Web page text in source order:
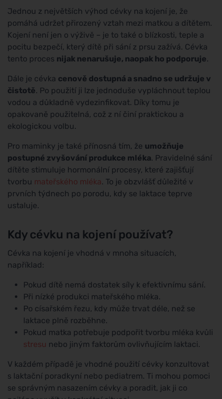
Jednou z největších výhod cévky na kojení je, že
pomáhá udržet přirozený vztah mezi matkou a dítětem.
Kojení není jen o výživě – je to také o blízkosti, teple a
pocitu bezpečí, který dítě při sání z prsu zažívá. Cévka
tento proces nijak nenarušuje, naopak ho podporuje.
Dále je cévka cenově dostupná a snadno se udržuje v
čistotě. Po použití ji lze jednoduše vypláchnout teplou
vodou a důkladně vydezinfikovat. Díky tomu je
opakovaně použitelná, což z ní činí praktickou a
ekologickou volbu.
Pro maminky je také přínosná tím, že umožňuje
postupné zvyšování produkce mléka. Pravidelné sání
dítěte stimuluje hormonální procesy, které zajišťují
tvorbu mateřského mléka. To je obzvlášť důležité v
prvních týdnech po porodu, kdy se laktace teprve
ustaluje.
Kdy cévku na kojení používat?
Cévka na kojení je vhodná v mnoha situacích,
například:
Pokud dítě nemá dostatek síly k efektivnímu sání.
Při nízké produkci mateřského mléka.
Po císařském řezu, kdy může trvat déle, než se
laktace plně rozběhne.
Pokud matka potřebuje podpořit tvorbu mléka kvůli
stresu nebo jiným faktorům ovlivňujícím laktaci.
V každém případě je vhodné použití cévky konzultovat
s laktační poradkyní nebo pediatrem. Ti mohou pomoci
se správným nasazením cévky a poradit, jak ji co